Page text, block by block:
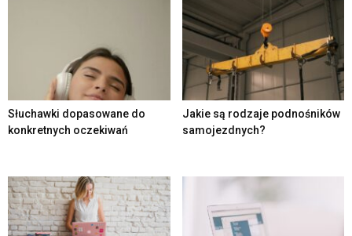
Słuchawki dopasowane do
konkretnych oczekiwań
Jakie są rodzaje podnośników
samojezdnych?